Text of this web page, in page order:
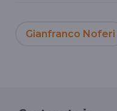
Gianfranco Noferi